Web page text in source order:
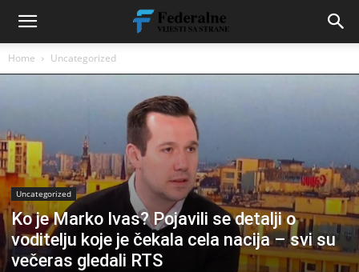
Home Uncategorized
Uncategorized
Ko je Marko Ivas? Pojavili se detalji o
voditelju koje je čekala cela nacija – svi su
večeras gledali RTS